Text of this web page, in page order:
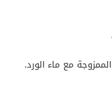
مع ماء الورد.